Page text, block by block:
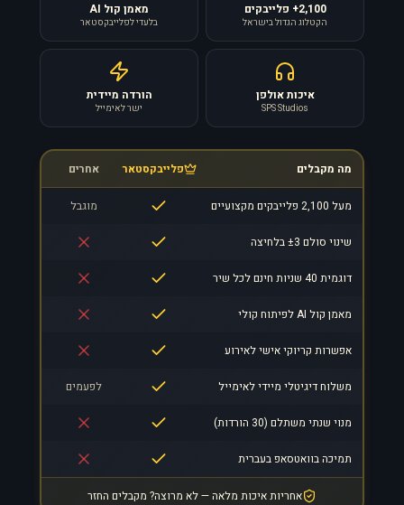
2,100+ פלייבקים
הקטלוג הגדול בישראל
מאמן קול AI
בלעדי לפלייבקסטאר
איכות אולפן
SPS Studios
הורדה מיידית
ישר לאימייל
מה מקבלים פלייבקסטאר אחרים
מעל 2,100 פלייבקים מקצועיים מוגבל
שינוי סולם ±3 בלחיצה
דוגמית 40 שניות חינם לכל שיר
מאמן קול AI לפיתוח קולי
אפשרות קריוקי אישי לאירוע
משלוח דיגיטלי מיידי לאימייל לפעמים
מנוי שנתי משתלם (30 הורדות)
תמיכה בוואטסאפ בעברית
אחריות איכות מלאה — לא מרוצה? מקבלים החזר